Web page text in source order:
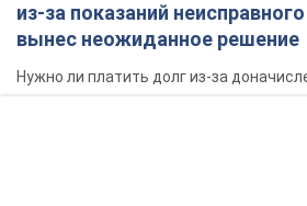
из-за показаний
вынес неожиданное решение
Нужно ли платить долг из-за